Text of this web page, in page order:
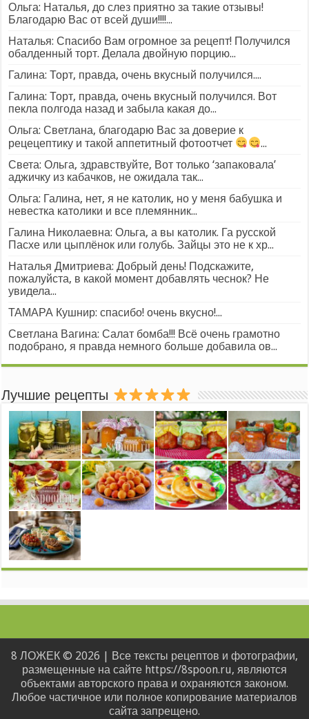
Ольга: Наталья, до слез приятно за такие отзывы!
Благодарю Вас от всей души!!!!...
Наталья: Спасибо Вам огромное за рецепт! Получился
обалденный торт. Делала двойную порцию...
Галина: Торт, правда, очень вкусный получился....
Галина: Торт, правда, очень вкусный получился. Вот
пекла полгода назад и забыла какая до...
Ольга: Светлана, благодарю Вас за доверие к
рецецептику и такой аппетитный фотоотчет
...
Света: Ольга, здравствуйте, Вот только ‘запаковала’
аджичку из кабачков, не ожидала так...
Ольга: Галина, нет, я не католик, но у меня бабушка и
невестка католики и все племянник...
Галина Николаевна: Ольга, а вы католик. Га русской
Пасхе или цыплёнок или голубь. Зайцы это не к хр...
Наталья Дмитриева: Добрый день! Подскажите,
пожалуйста, в какой момент добавлять чеснок? Не
увидела...
ТАМАРА Кушнир: спасибо! очень вкусно!...
Светлана Вагина: Салат бомба!!! Всё очень грамотно
подобрано, я правда немного больше добавила ов...
Лучшие рецепты
8 ЛОЖЕК © 2026 | Все тексты рецептов и фотографии,
размещенные на сайте https://8spoon.ru, являются
объектами авторского права и охраняются законом.
Любое частичное или полное копирование материалов
сайта запрещено.